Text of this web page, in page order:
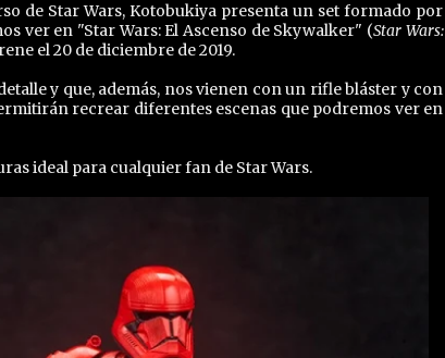
de Star Wars, Kotobukiya presenta un set formado por
ver en "Star Wars: El Ascenso de Skywalker" (Star Wars:
el 20 de diciembre de 2019.
y que, además, nos vienen con un rifle bláster y con
recrear diferentes escenas que podremos ver en
ideal para cualquier fan de Star Wars.